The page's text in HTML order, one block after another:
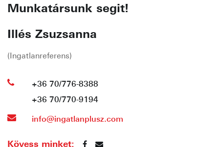
Munkatársunk segit!
Illés Zsuzsanna
(Ingatlanreferens)
+36 70/776-8388
+36 70/770-9194
info@ingatlanplusz.com
Kövess minket: